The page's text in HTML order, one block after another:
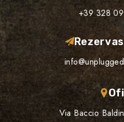
+39 328
Via Baccio